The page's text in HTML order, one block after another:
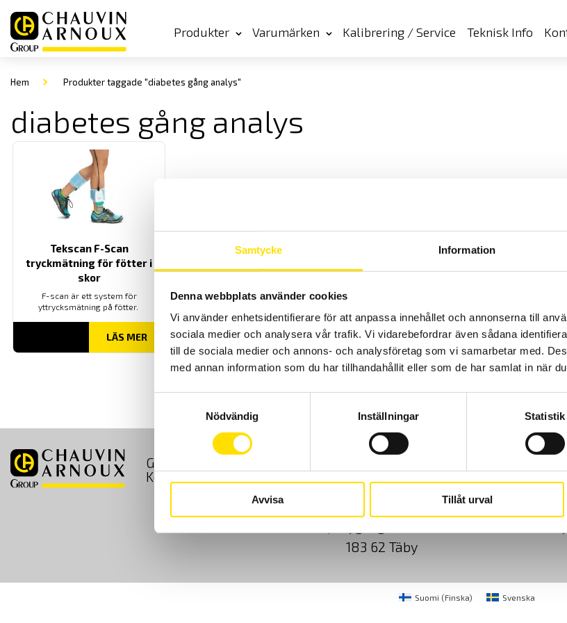
Samtycke Information
Denna webbplats använder cookies
Vi använder enhetsidentifierare för att anpassa innehållet och annonserna till
sociala medier och analysera vår trafik. Vi vidarebefordrar även sådana
till de sociala medier och annons- och analysföretag som vi samarbetar med.
med annan information som du har tillhandahållit eller som de har samlat in när
Nödvändig
Inställningar Statistik
Avvisa Tillåt urval
Produkter Varumärken Kalibrering / Service Teknisk Info
Hem Produkter taggade "diabetes gång analys"
diabetes gång analys
Tekscan F-Scan
tryckmätning för fötter i
skor
F-scan är ett system för
yttrycksmätning på fötter.
LÄS MER
GDPR
Kontakt
183 62 Täby
08-50 52 68
Suomi (Finska) Svenska